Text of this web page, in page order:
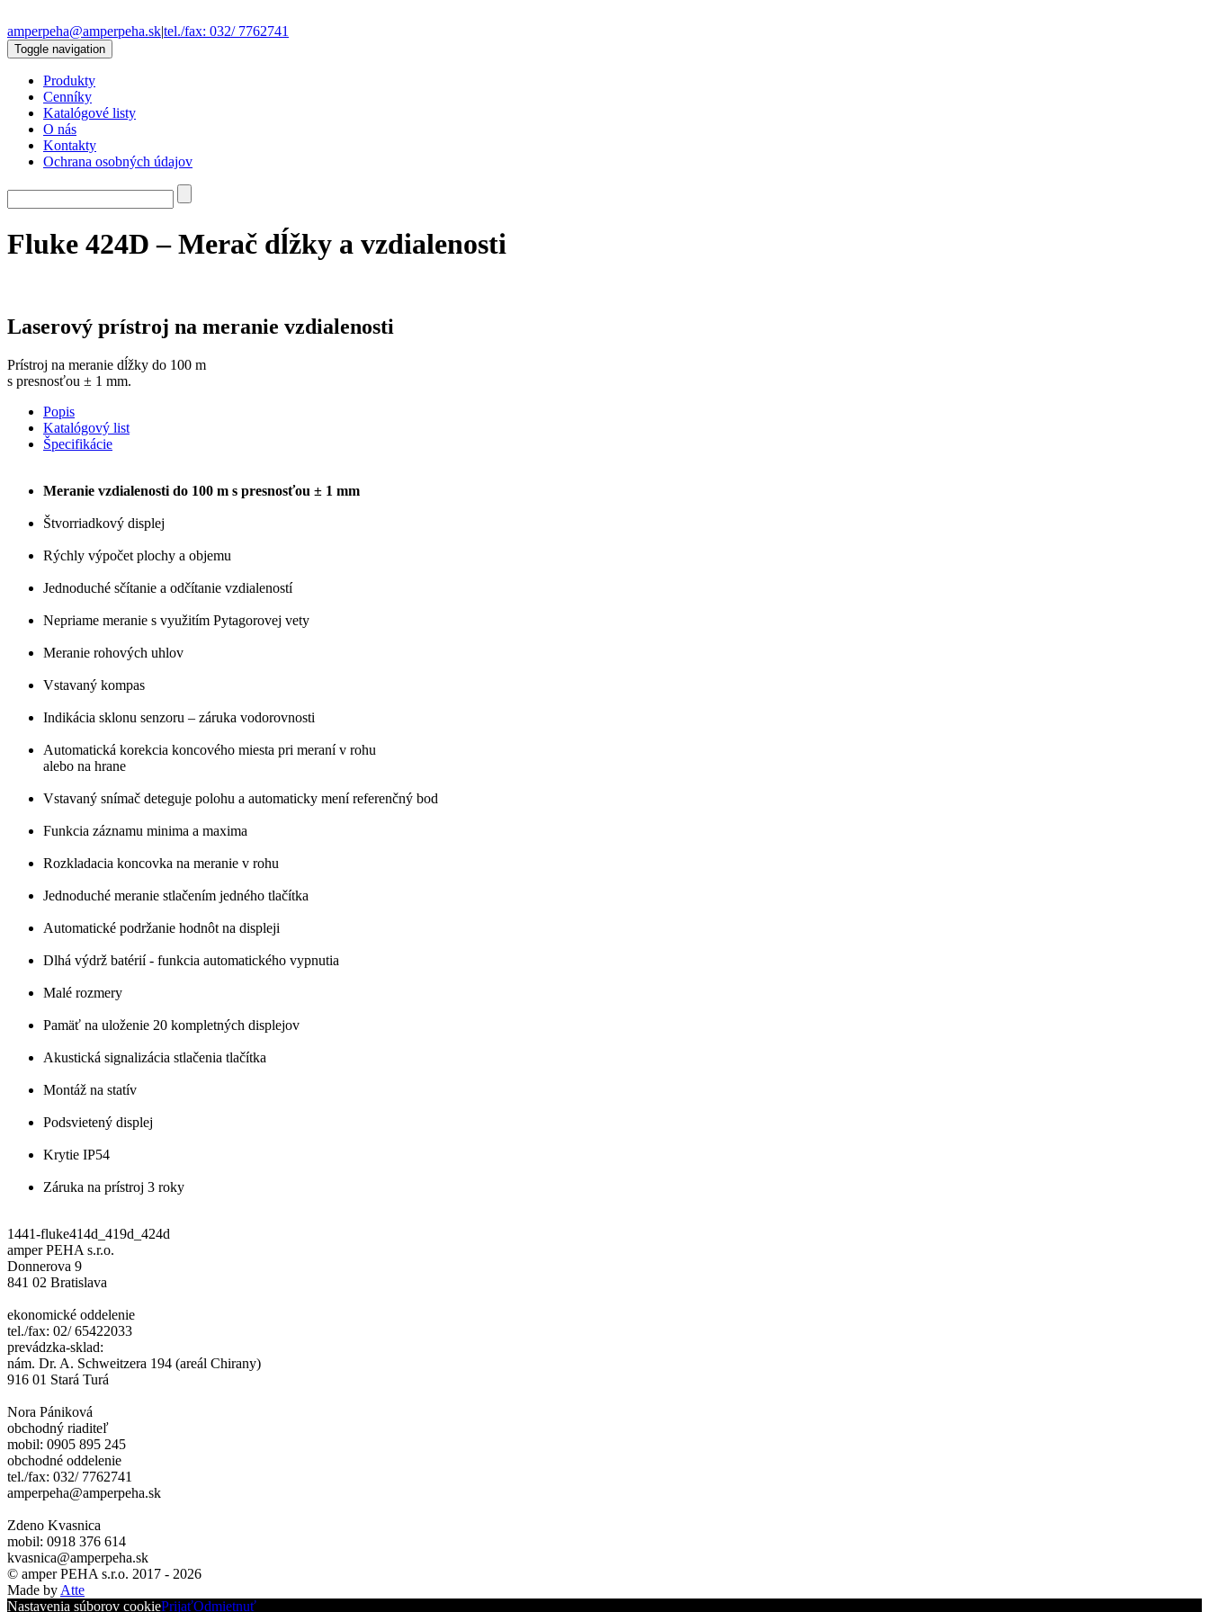
amperpeha@amperpeha.sk|tel./fax: 032/ 7762741
Toggle navigation
Produkty
Cenníky
Katalógové listy
O nás
Kontakty
Ochrana osobných údajov
Fluke 424D – Merač dĺžky a vzdialenosti
Laserový prístroj na meranie vzdialenosti
Prístroj na meranie dĺžky do 100 m
s presnosťou ± 1 mm.
Popis
Katalógový list
Špecifikácie
Meranie vzdialenosti do 100 m s presnosťou ± 1 mm
Štvorriadkový displej
Rýchly výpočet plochy a objemu
Jednoduché sčítanie a odčítanie vzdialeností
Nepriame meranie s využitím Pytagorovej vety
Meranie rohových uhlov
Vstavaný kompas
Indikácia sklonu senzoru – záruka vodorovnosti
Automatická korekcia koncového miesta pri meraní v rohu
alebo na hrane
Vstavaný snímač deteguje polohu a automaticky mení referenčný bod
Funkcia záznamu minima a maxima
Rozkladacia koncovka na meranie v rohu
Jednoduché meranie stlačením jedného tlačítka
Automatické podržanie hodnôt na displeji
Dlhá výdrž batérií - funkcia automatického vypnutia
Malé rozmery
Pamäť na uloženie 20 kompletných displejov
Akustická signalizácia stlačenia tlačítka
Montáž na statív
Podsvietený displej
Krytie IP54
Záruka na prístroj 3 roky
1441-fluke414d_419d_424d
amper PEHA s.r.o.
Donnerova 9
841 02 Bratislava
ekonomické oddelenie
tel./fax: 02/ 65422033
prevádzka-sklad:
nám. Dr. A. Schweitzera 194 (areál Chirany)
916 01 Stará Turá
Nora Pániková
obchodný riaditeľ
mobil: 0905 895 245
obchodné oddelenie
tel./fax: 032/ 7762741
amperpeha@amperpeha.sk
Zdeno Kvasnica
mobil: 0918 376 614
kvasnica@amperpeha.sk
© amper PEHA s.r.o. 2017 - 2026
Made by Atte
Nastavenia súborov cookiePrijaťOdmietnuť